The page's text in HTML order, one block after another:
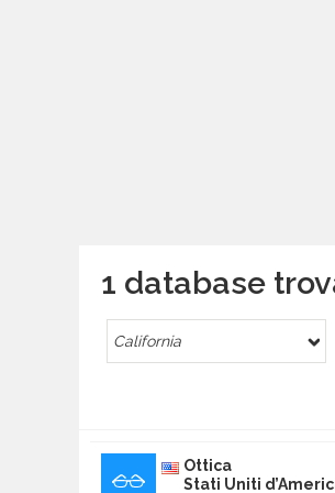
1 database
California
Ottica
Stati Uniti